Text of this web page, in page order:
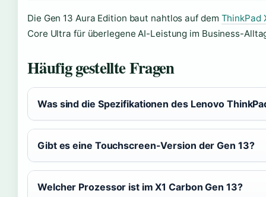
Die Gen 13 Aura Edition baut nahtlos auf dem ThinkPad
Core Ultra für überlegene AI-Leistung im Business-
Häufig gestellte Fragen
Was sind die Spezifikationen des Lenovo
Gibt es eine Touchscreen-Version der Gen 13?
Welcher Prozessor ist im X1 Carbon Gen 13?